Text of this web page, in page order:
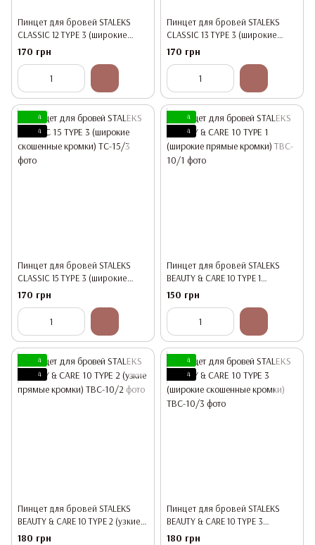
Пинцет для бровей STALEKS
CLASSIC 12 TYPE 3 (широкие
скошенные кромки)
170 грн
Пинцет для бровей STALEKS
CLASSIC 13 TYPE 3 (широкие
скошенные кромки)
170 грн
4
4
Пинцет для бровей STALEKS
CLASSIC 15 TYPE 3 (широкие
скошенные кромки)
170 грн
4
4
Пинцет для бровей STALEKS
BEAUTY & CARE 10 TYPE 1
(широкие прямые кромки)
150 грн
4
4
Пинцет для бровей STALEKS
BEAUTY & CARE 10 TYPE 2 (узкие
прямые кромки)
180 грн
4
4
Пинцет для бровей STALEKS
BEAUTY & CARE 10 TYPE 3
(широкие скошенные кромки)
180 грн